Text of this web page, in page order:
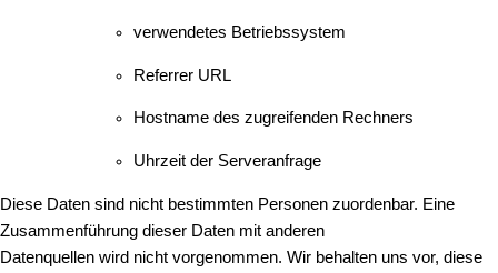
verwendetes Betriebssystem
Referrer URL
Hostname des zugreifenden Rechners
Uhrzeit der Serveranfrage
Diese Daten sind nicht bestimmten Personen zuordenbar. Eine
Zusammenführung dieser Daten mit anderen
Datenquellen wird nicht vorgenommen. Wir behalten uns vor, diese